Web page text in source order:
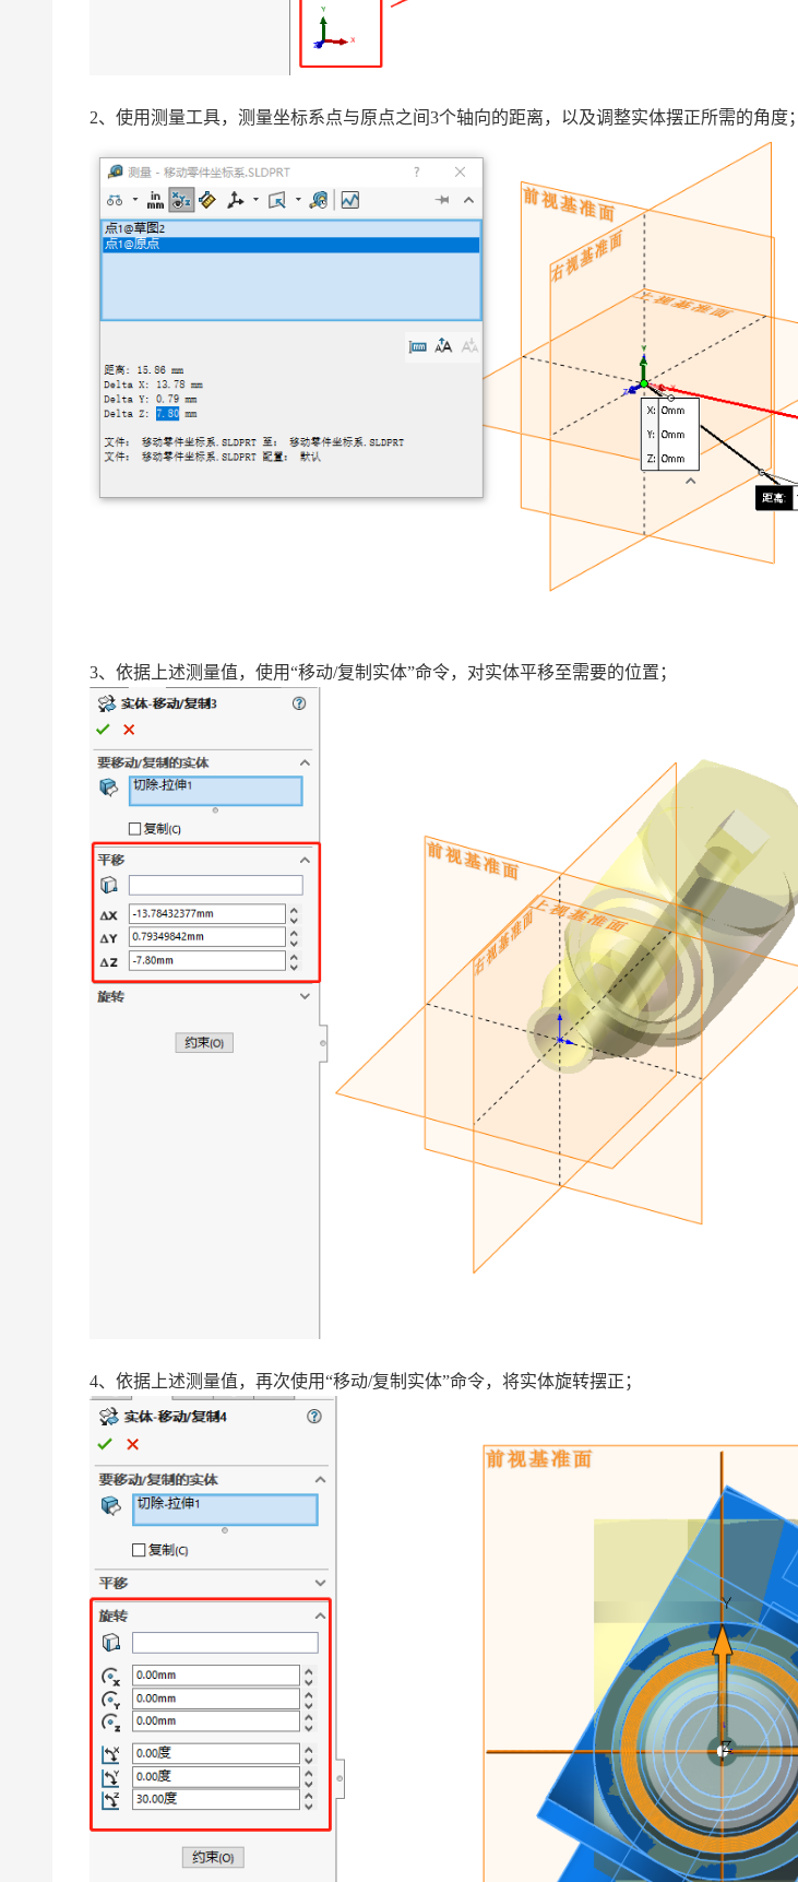
2、使用测量工具，测量坐标系点与原点之间3个轴向的距离，以及调整实体摆正所需的角度；
3、依据上述测量值，使用“移动/复制实体”命令，对实体平移至需要的位置；
4、依据上述测量值，再次使用“移动/复制实体”命令，将实体旋转摆正；